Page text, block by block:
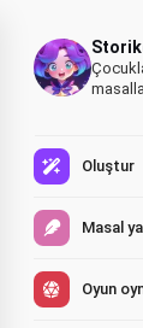
Oluştur
Masal
Oyun